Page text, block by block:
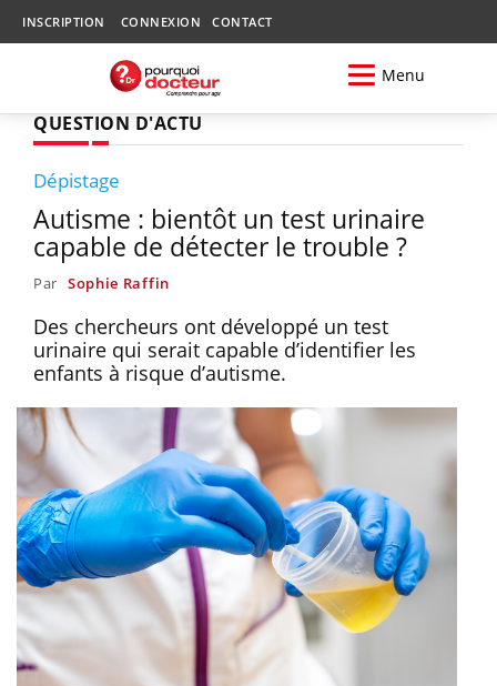
INSCRIPTION CONNEXION CONTACT
Menu
QUESTION D'ACTU
Dépistage
Autisme : bientôt un test urinaire
capable de détecter le trouble ?
Par Sophie Raffin
Des chercheurs ont développé un test
urinaire qui serait capable d’identifier les
enfants à risque d’autisme.